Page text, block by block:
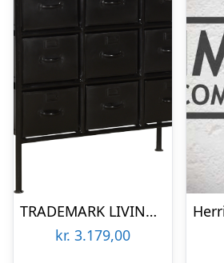
TRADEMARK LIVING SAGA KOMMODE M/9 SKUFFER SORT – 87
kr. 3.179,00